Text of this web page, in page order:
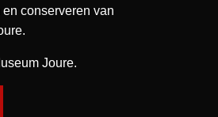
conserveren van
Joure.